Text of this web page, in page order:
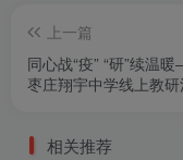
上一篇
同心战“疫” “研”续温
枣庄翔宇中学线上教研
相关推荐